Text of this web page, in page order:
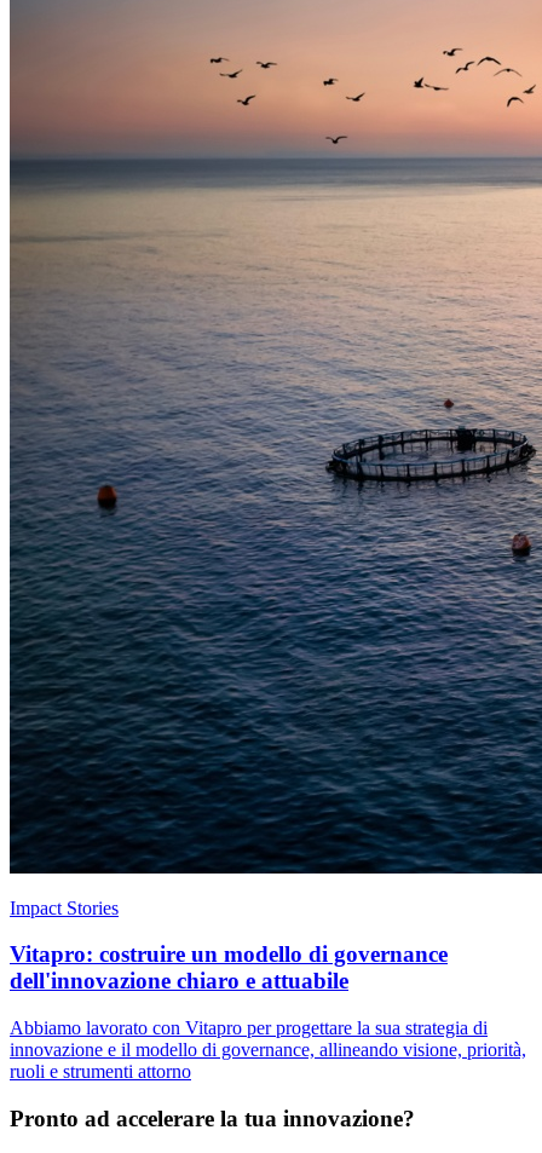
Impact Stories
Vitapro: costruire un modello di governance
dell'innovazione chiaro e attuabile
Abbiamo lavorato con Vitapro per progettare la sua strategia di
innovazione e il modello di governance, allineando visione, priorità,
ruoli e strumenti attorno
Pronto ad accelerare la tua innovazione?